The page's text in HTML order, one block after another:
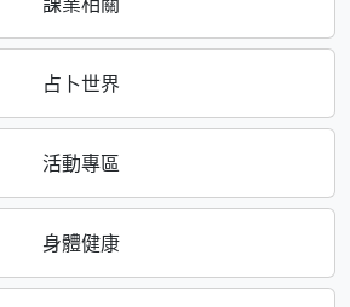
占卜世界
活動專區
身體健康